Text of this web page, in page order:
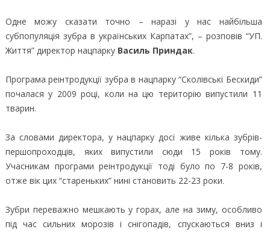
Одне можу сказати точно – наразі у нас найбільша
субпопуляція зубра в українських Карпатах”, – розповів “УП.
Життя” директор нацпарку Василь Приндак.
Програма реінтродукції зубра в нацпарку “Сколівські Бескиди”
почалася у 2009 році, коли на цю територію випустили 11
тварин.
За словами директора, у нацпарку досі живе кілька зубрів-
першопроходців, яких випустили сюди 15 років тому.
Учасникам програми реінтродукції тоді було по 7-8 років,
отже вік цих “стареньких” нині становить 22-23 роки.
Зубри переважно мешкають у горах, але на зиму, особливо
під час сильних морозів і снігопадів, спускаються вниз і